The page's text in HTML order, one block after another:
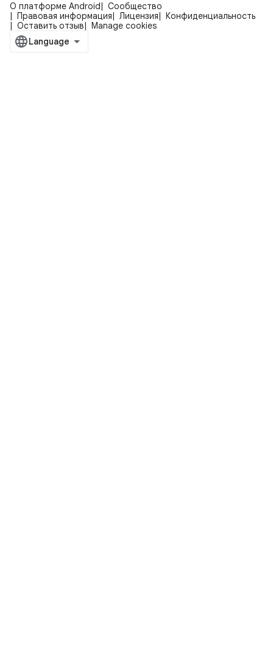
О платформе Android
Сообщество
Правовая информация
Лицензия
Конфиденциальность
Оставить отзыв
Manage cookies